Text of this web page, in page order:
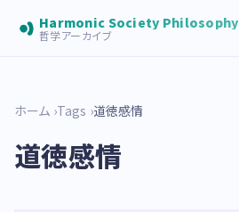
Harmonic Society Philosophy
哲学アーカイブ
ホーム Tags 道徳感情
道徳感情